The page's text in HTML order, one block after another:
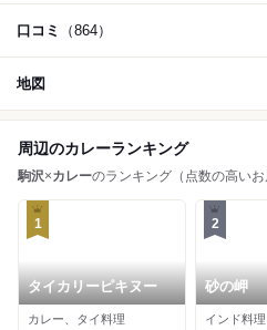
口コミ （864）
地図
周辺のカレーランキング
駒沢×カレーのランキング（点数の高いお
1
タイカリーピキヌー
カレー、タイ料理
2
砂の岬
インド料